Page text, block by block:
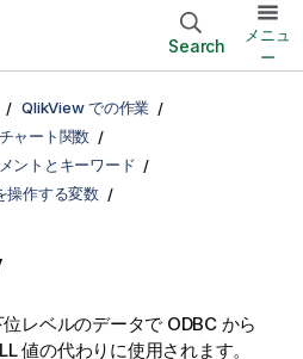
Search
メニュ
ー
QlikView での作業
ャート関数
ントとキーワード
操作する変数
レベルのデータで ODBCから
値の代わりに使用されます。